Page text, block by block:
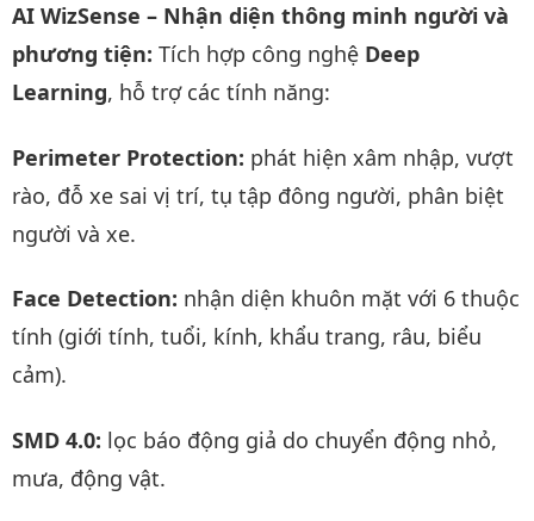
AI WizSense – Nhận diện thông minh người và
phương tiện: Tích hợp công nghệ Deep
Learning, hỗ trợ các tính năng:
Perimeter Protection: phát hiện xâm nhập, vượt
rào, đỗ xe sai vị trí, tụ tập đông người, phân biệt
người và xe.
Face Detection: nhận diện khuôn mặt với 6 thuộc
tính (giới tính, tuổi, kính, khẩu trang, râu, biểu
cảm).
SMD 4.0: lọc báo động giả do chuyển động nhỏ,
mưa, động vật.